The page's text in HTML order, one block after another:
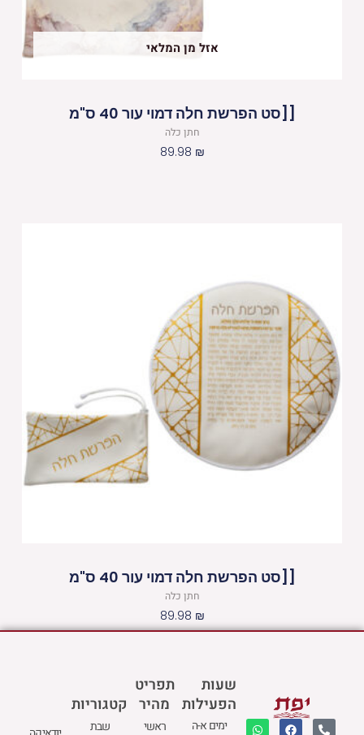
אזל מן המלאי
[[סט הפרשת חלה דמוי עור 40 ס"מ
חתן כלה
89.98 ₪
[[סט הפרשת חלה דמוי עור 40 ס"מ
חתן כלה
89.98 ₪
שעות
הפעילות
ימים א-ה
תפריט
מהיר
ראשי P
F
W E
M
קטגוריות
שבת